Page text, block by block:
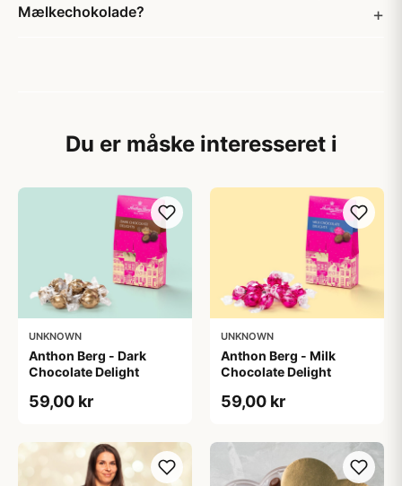
Mælkechokolade?
Du er måske interesseret i
UNKNOWN
Anthon Berg - Dark
Chocolate Delight
59,00 kr
UNKNOWN
Anthon Berg - Milk
Chocolate Delight
59,00 kr